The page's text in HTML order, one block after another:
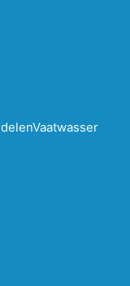
Vaatwasser